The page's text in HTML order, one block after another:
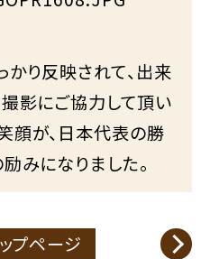
り反映されて、出来
影にご協力して頂い
顔が、日本代表の勝
みになりました。
プページ